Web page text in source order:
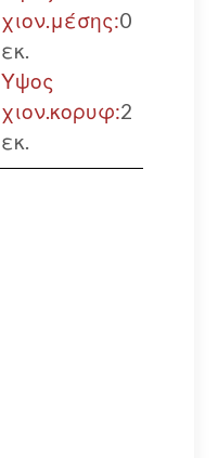
χιον.μέσης:0
εκ.
Υψος
χιον.κορυφ:2
εκ.